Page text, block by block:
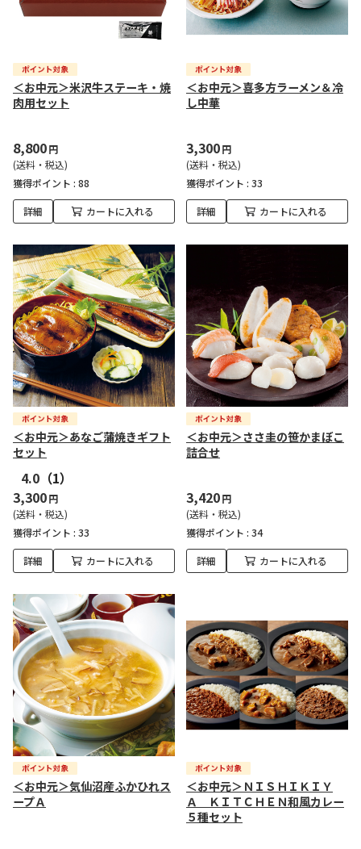
＜お中元＞米沢牛ステーキ・焼
肉用セット
8,800円
(送料・税込)
獲得ポイント : 88
詳細 カートに入れる
＜お中元＞喜多方ラーメン＆冷
し中華
3,300円
(送料・税込)
獲得ポイント : 33
詳細 カートに入れる
＜お中元＞あなご蒲焼きギフト
セット
4.0 （1）
3,300円
(送料・税込)
獲得ポイント : 33
詳細 カートに入れる
＜お中元＞ささ圭の笹かまぼこ
詰合せ
3,420円
(送料・税込)
獲得ポイント : 34
詳細 カートに入れる
＜お中元＞気仙沼産ふかひれス
ープＡ
＜お中元＞ＮＩＳＨＩＫＩＹ
Ａ ＫＩＴＣＨＥＮ和風カレー
５種セット